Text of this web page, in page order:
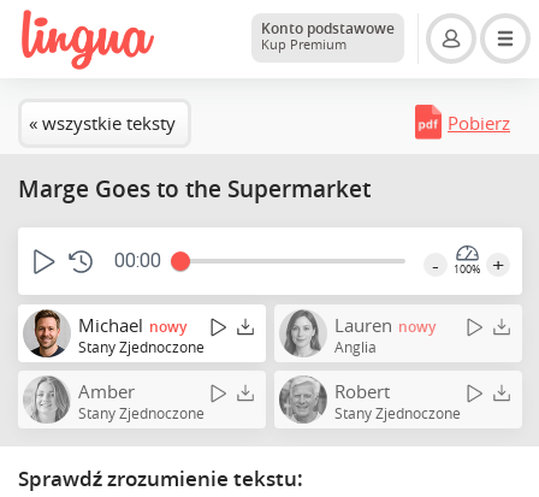
Konto podstawowe
Kup Premium
« wszystkie teksty Pobierz
Marge Goes to the Supermarket
00:00 - 100% +
Michael nowy
Stany Zjednoczone
Lauren nowy
Anglia
Amber
Stany Zjednoczone
Robert
Stany Zjednoczone
Sprawdź zrozumienie tekstu: